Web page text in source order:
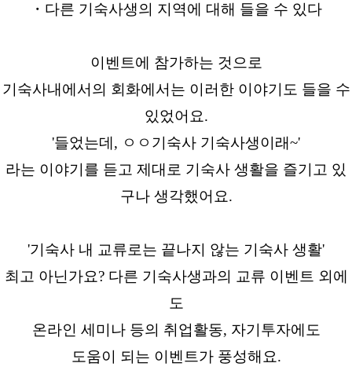
・다른 기숙사생의 지역에 대해 들을 수 있다
이벤트에 참가하는 것으로
기숙사내에서의 회화에서는 이러한 이야기도 들을 수
있었어요.
'들었는데, ㅇㅇ기숙사 기숙사생이래~'
라는 이야기를 듣고 제대로 기숙사 생활을 즐기고 있
구나 생각했어요.
'기숙사 내 교류로는 끝나지 않는 기숙사 생활'
최고 아닌가요? 다른 기숙사생과의 교류 이벤트 외에
도
온라인 세미나 등의 취업활동, 자기투자에도
도움이 되는 이벤트가 풍성해요.